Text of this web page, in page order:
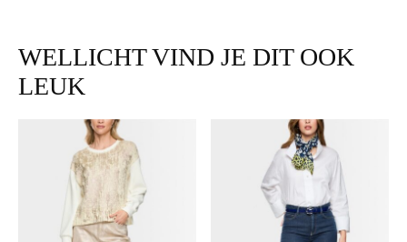
WELLICHT VIND JE DIT OOK
LEUK